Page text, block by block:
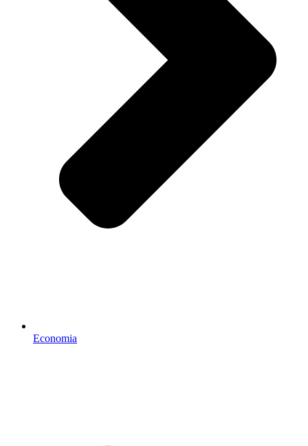
Economia